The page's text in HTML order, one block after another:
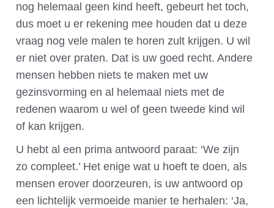
nog helemaal geen kind heeft, gebeurt het toch,
dus moet u er rekening mee houden dat u deze
vraag nog vele malen te horen zult krijgen. U wil
er niet over praten. Dat is uw goed recht. Andere
mensen hebben niets te maken met uw
gezinsvorming en al helemaal niets met de
redenen waarom u wel of geen tweede kind wil
of kan krijgen.
U hebt al een prima antwoord paraat: ‘We zijn
zo compleet.’ Het enige wat u hoeft te doen, als
mensen erover doorzeuren, is uw antwoord op
een lichtelijk vermoeide manier te herhalen: ‘Ja,